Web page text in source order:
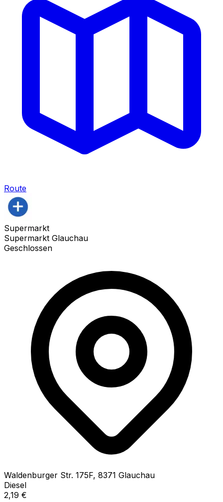
Route
Supermarkt
Supermarkt Glauchau
Geschlossen
Waldenburger Str. 175F, 8371 Glauchau
Diesel
2,19 €